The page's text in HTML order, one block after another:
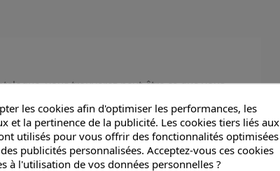
vous trouverez peut-être ce que vous
les cookies afin d'optimiser les performances, les
et la pertinence de la publicité. Les cookies tiers liés aux
utilisés pour vous offrir des fonctionnalités optimisées
publicités personnalisées. Acceptez-vous ces cookies
à l'utilisation de vos données personnelles ?